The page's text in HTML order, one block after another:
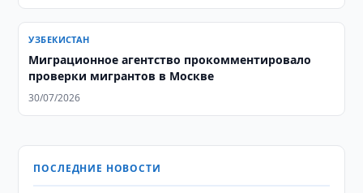
УЗБЕКИСТАН
Миграционное агентство прокомментировало
проверки мигрантов в Москве
30/07/2026
ПОСЛЕДНИЕ НОВОСТИ